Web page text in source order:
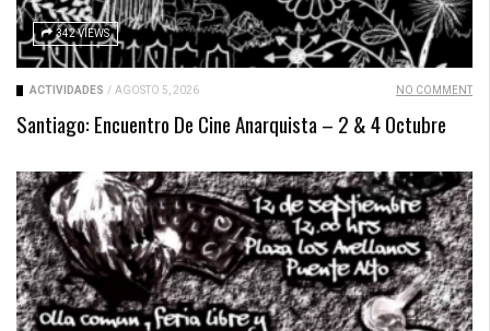
342 VIEWS
ACTIVIDADES / AGOSTO 5, 2026 NO COMMENT
Santiago: Encuentro De Cine Anarquista – 2 & 4 Octubre